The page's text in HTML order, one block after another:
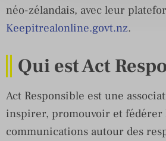
néo-zélandais, avec leur
Keepitrealonline.govt.nz.
Qui est Act
Act Responsible est une
inspirer, promouvoir et fédérer
communications autour des